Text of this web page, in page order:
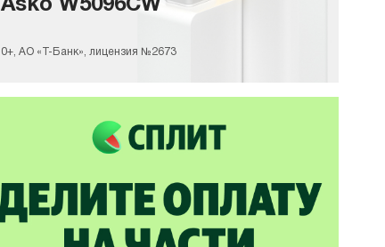
Asko W5096CW
0+, АО «Т-Банк», лицензия №2673